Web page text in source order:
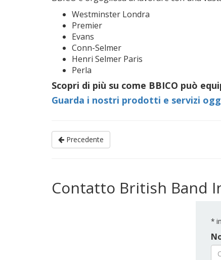
Westminster Londra
Premier
Evans
Conn-Selmer
Henri Selmer Paris
Perla
Scopri di più su come BBICO può
Guarda i nostri prodotti e servizi
Precedente
Contatto British Band
*